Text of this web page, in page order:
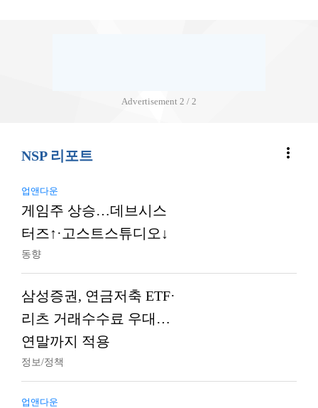
Advertisement 2 / 2
NSP 리포트 more_vert
업앤다운
게임주 상승…데브시스
터즈↑·고스트스튜디오↓
동향
삼성증권, 연금저축 ETF·
리츠 거래수수료 우대…
연말까지 적용
정보/정책
업앤다운